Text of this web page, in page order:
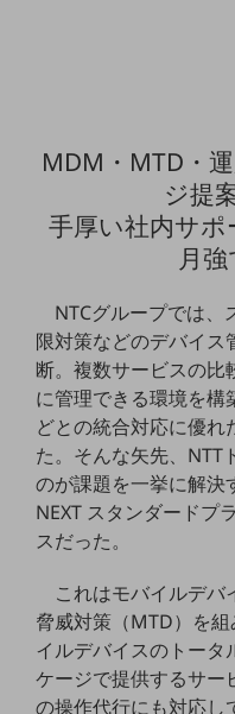
グループ会社
ニュースルームTOP
ニュースリリース
地域からの発表
重要なお知らせ
お知らせ
社外からの評価実績
サステナビリティTOP
NTTドコモビジネスグループ
サステナビリティ基本方針
MDM・MTD・
ジ提
手厚い社内サ
月
NTCグループでは、
限対策などのデバイ
断。複数サービスの比
に管理できる環境を
どとの統合対応に優れ
た。そんな矢先、NTT
のが課題を一挙に解決
NEXT スタンダードプ
スだった。
これはモバイルデ
脅威対策（MTD）を
イルデバイスのトータ
ケージで提供するサー
の操作代行にも対応し